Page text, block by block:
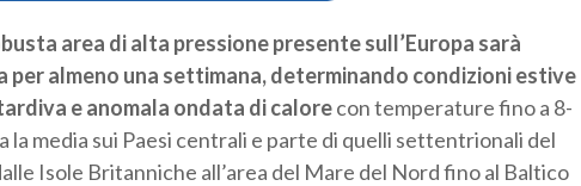
area di alta pressione presente sull’Europa sarà
almeno una settimana, determinando condizioni estive
e anomala ondata di calorecon temperature fino a 8-
la media sui Paesi centrali e parte di quelli settentrionali del
Isole Britanniche all’area del Mare del Nord fino al Baltico